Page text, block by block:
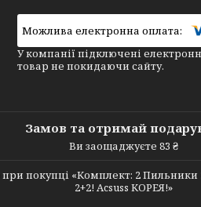
У компанії підключені
товар не покидаючи сайту.
Замов та отримай
Ви заощаджуєте 83 ₴
покупці «Комплект: 2 Пильники
2+2! Acsuss КОРЕЯ!»